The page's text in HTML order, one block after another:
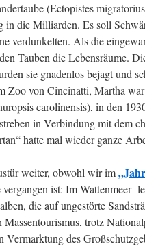
(Ectopistes
in die Milliarden. Es soll
verdunkelten. Als die
Tauben die Lebensräume.
sie gnadenlos bejagt und
Zoo von Cincinatti, Martha
carolinensis), in den
in Verbindung mit dem
hatte mal wieder ganze
weiter, obwohl wir im
ist: Im Wattenmeer
die auf ungestörte
trotz
Vermarktung des